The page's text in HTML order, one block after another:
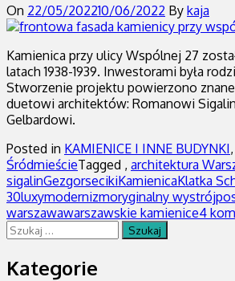
On 22/05/202210/06/2022 By kaja
Kamienica przy ulicy Wspólnej 27
latach 1938-1939. Inwestorami była
Stworzenie projektu powierzono
duetowi architektów: Romanowi
Gelbardowi.
Posted in KAMIENICE I INNE BUDYNKI,
ŚródmieścieTagged , architektura
sigalinGezgorsecikiKamienicaKlatka
30luxymodernizmoryginalny wystrój
warszawawarszawskie kamienice4
Szukaj:
Kategorie